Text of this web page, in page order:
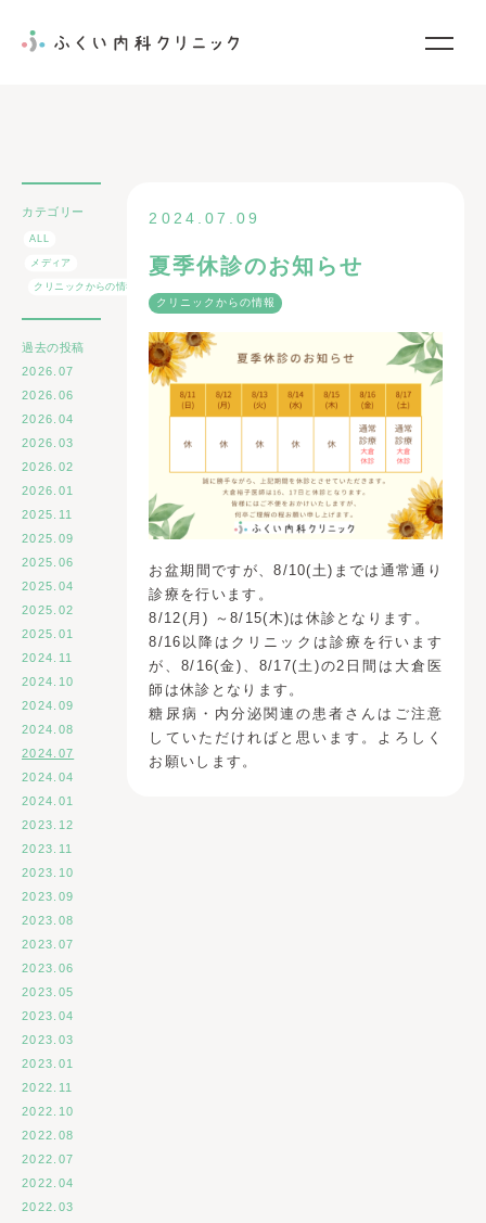
院内紹介
お知らせ
お問い合わせ
カテゴリー
ALL
メディア
クリニックからの情報
過去の投稿
2026.07
2026.06
2026.04
2026.03
2026.02
2026.01
2025.11
2025.09
2025.06
2025.04
2025.02
2025.01
2024.11
2024.10
2024.09
2024.08
2024.07
2024.04
2024.01
2023.12
2023.11
2023.10
2023.09
2023.08
2023.07
2023.06
2023.05
2023.04
2023.03
2023.01
2022.11
2022.10
2022.08
2022.07
2022.04
2022.03
2024.07.09
夏季休診のお知らせ
クリニックからの情報
お盆期間ですが、8/10(土)までは通常通り
診療を行います。
8/12(月) ～8/15(木)は休診となります。
8/16以降はクリニックは診療を行います
が、8/16(金)、8/17(土)の2日間は大倉医
師は休診となります。
糖尿病・内分泌関連の患者さんはご注意
していただければと思います。よろしく
お願いします。